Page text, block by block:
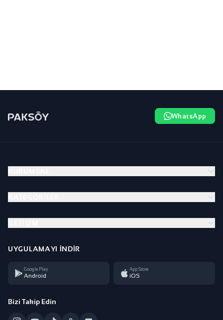
WhatsApp
UYGULAMAYI İNDIR
Google Play
Android
App Store
iOS
Bizi Takip Edin